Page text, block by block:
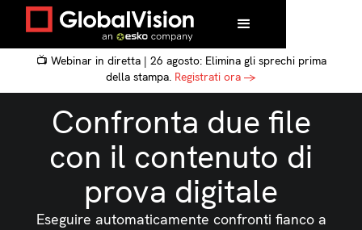
📺 Webinar in diretta | 26 agosto: Elimina gli sprechi prima
della stampa. Registrati ora →
Confronta due file
con il contenuto di
prova digitale
Eseguire automaticamente confronti fianco a